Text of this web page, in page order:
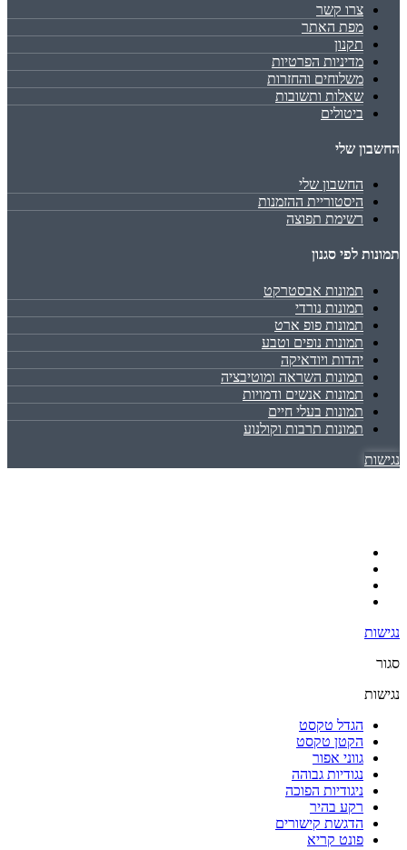
צרו קשר
מפת האתר
תקנון
מדיניות הפרטיות
משלוחים והחזרות
שאלות ותשובות
ביטולים
החשבון שלי
החשבון שלי
היסטוריית ההזמנות
רשימת תפוצה
תמונות לפי סגנון
תמונות אבסטרקט
תמונות נורדי
תמונות פופ ארט
תמונות נופים וטבע
יהדות ויודאיקה
תמונות השראה ומוטיבציה
תמונות אנשים ודמויות
תמונות בעלי חיים
תמונות תרבות וקולנוע
נגישות
נגישות
סגור
נגישות
הגדל טקסט
הקטן טקסט
גווני אפור
נגודיות גבוהה
ניגודיות הפוכה
רקע בהיר
הדגשת קישורים
פונט קריא